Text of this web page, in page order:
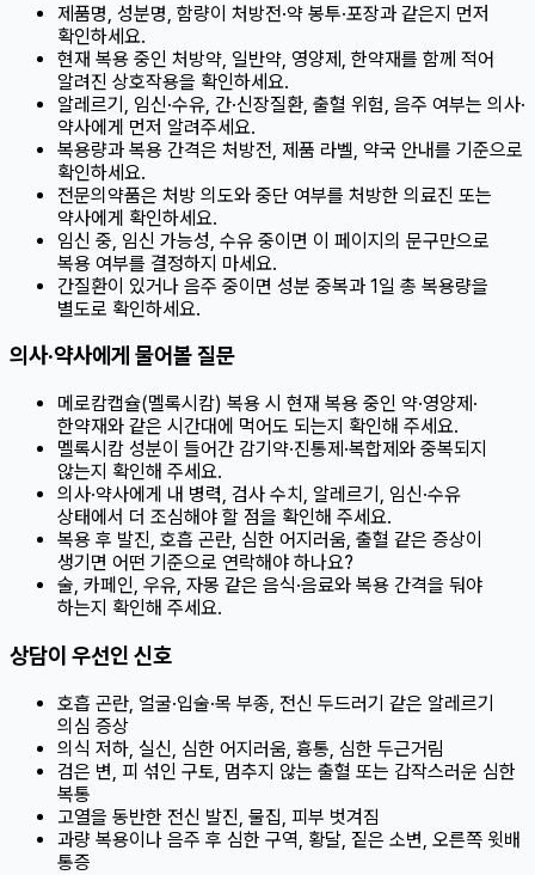
제품명, 성분명, 함량이 처방전·약 봉투·포장과 같은지 먼저
확인하세요.
현재 복용 중인 처방약, 일반약, 영양제, 한약재를 함께 적어
알려진 상호작용을 확인하세요.
알레르기, 임신·수유, 간·신장질환, 출혈 위험, 음주 여부는 의사·
약사에게 먼저 알려주세요.
복용량과 복용 간격은 처방전, 제품 라벨, 약국 안내를 기준으로
확인하세요.
전문의약품은 처방 의도와 중단 여부를 처방한 의료진 또는
약사에게 확인하세요.
임신 중, 임신 가능성, 수유 중이면 이 페이지의 문구만으로
복용 여부를 결정하지 마세요.
간질환이 있거나 음주 중이면 성분 중복과 1일 총 복용량을
별도로 확인하세요.
의사·약사에게 물어볼 질문
메로캄캡슐(멜록시캄) 복용 시 현재 복용 중인 약·영양제·
한약재와 같은 시간대에 먹어도 되는지 확인해 주세요.
멜록시캄 성분이 들어간 감기약·진통제·복합제와 중복되지
않는지 확인해 주세요.
의사·약사에게 내 병력, 검사 수치, 알레르기, 임신·수유
상태에서 더 조심해야 할 점을 확인해 주세요.
복용 후 발진, 호흡 곤란, 심한 어지러움, 출혈 같은 증상이
생기면 어떤 기준으로 연락해야 하나요?
술, 카페인, 우유, 자몽 같은 음식·음료와 복용 간격을 둬야
하는지 확인해 주세요.
상담이 우선인 신호
호흡 곤란, 얼굴·입술·목 부종, 전신 두드러기 같은 알레르기
의심 증상
의식 저하, 실신, 심한 어지러움, 흉통, 심한 두근거림
검은 변, 피 섞인 구토, 멈추지 않는 출혈 또는 갑작스러운 심한
복통
고열을 동반한 전신 발진, 물집, 피부 벗겨짐
과량 복용이나 음주 후 심한 구역, 황달, 짙은 소변, 오른쪽 윗배
통증